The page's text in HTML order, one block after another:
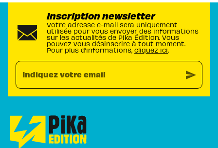
Inscription newsletter
Votre adresse e-mail sera uniquement
utilisée pour vous envoyer des informations
sur les actualités de Pika Édition. Vous
pouvez vous désinscrire à tout moment.
Pour plus d’informations, cliquez ici.
Indiquez votre email send